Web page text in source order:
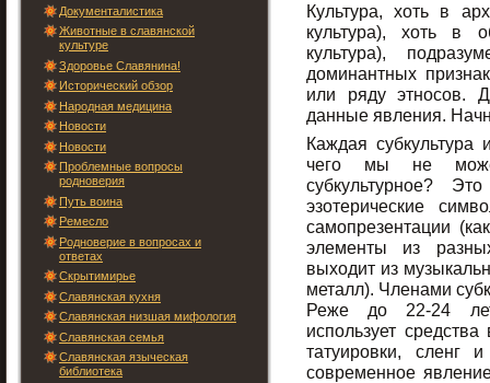
Документалистика
Животные в славянской
культуре
Здоровье Славянина!
Исторический обзор
Народная медицина
Новости
Новости
Проблемные вопросы
родноверия
Путь воина
Ремесло
Родноверие в вопросах и
ответах
Скрытимирье
Славянская кухня
Славянская низшая мифология
Славянская семья
Славянская языческая
библиотека
Культура, хоть в
культура), хоть в
культура),
доминантных
или ряду этносов.
данные явления.
Каждая
чего мы не
субкультурное?
эзотерические
самопрезентации
элементы из
выходит из
металл). Членами
Реже до 22-24 лет.
использует
татуировки, сленг
современное